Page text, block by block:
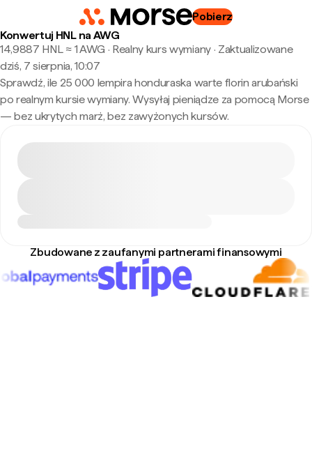
Pobierz
Konwertuj HNL na AWG
14,9887 HNL ≈ 1 AWG · Realny kurs wymiany· Zaktualizowane
dziś, 7 sierpnia, 10:07
Sprawdź, ile 25 000 lempira honduraska warte florin arubański
po realnym kursie wymiany. Wysyłaj pieniądze za pomocą Morse
— bez ukrytych marż, bez zawyżonych kursów.
Zbudowane z zaufanymi partnerami finansowymi